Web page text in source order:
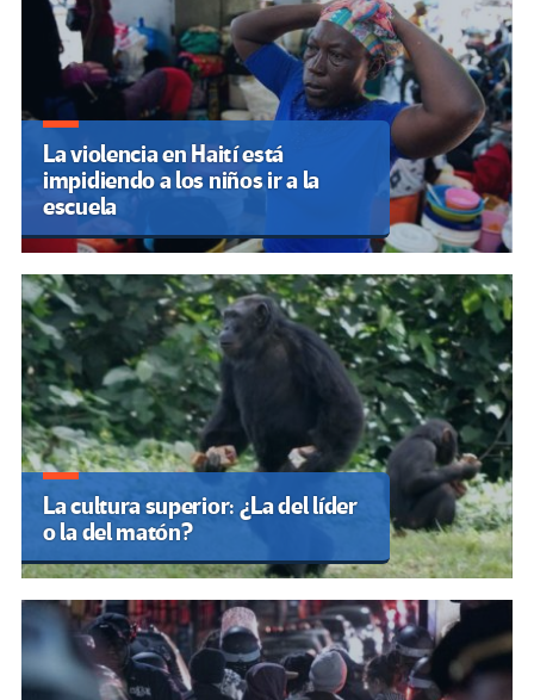
La violencia en Haití está
impidiendo a los niños ir a la
escuela
La cultura superior: ¿La del líder
o la del matón?